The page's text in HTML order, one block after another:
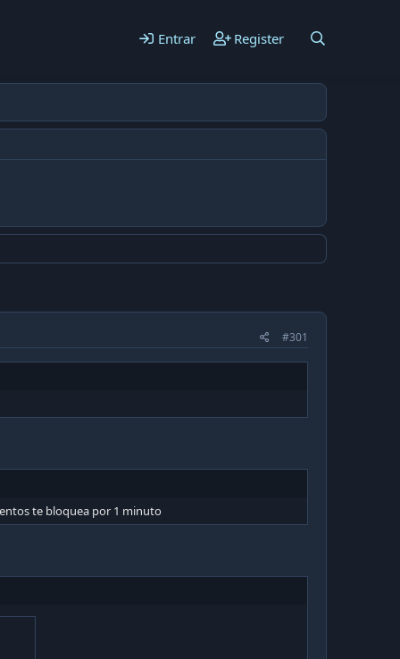
Entrar Register
#301
te bloquea por 1 minuto